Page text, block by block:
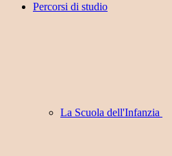
Percorsi di studio
La Scuola dell'Infanzia